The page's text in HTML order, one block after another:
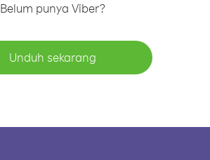
Belum punya Viber?
Unduh sekarang